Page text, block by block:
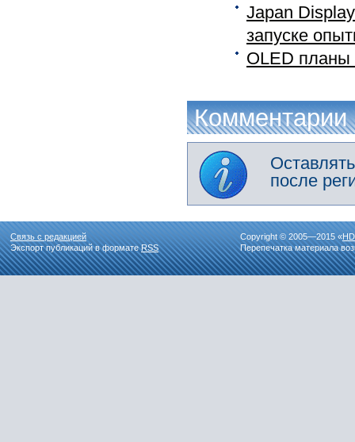
Japan
запуске
OLED планы
Комментарии
после
Связь с редакцией
Экспорт публикаций в форматеRSS
Copyright © 2005—2015 «
Перепечатка материала